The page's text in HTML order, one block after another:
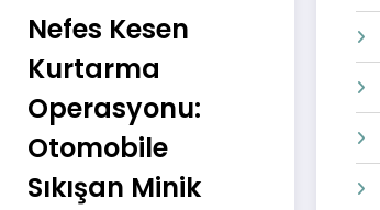
25 Ekim 2025
Evcil Hayvan Haberleri
Almanya Tek
Yürek Oldu: